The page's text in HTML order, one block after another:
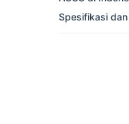
Spesifikasi